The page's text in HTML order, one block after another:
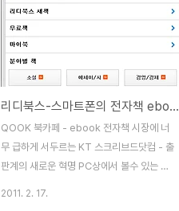
리디북스-스마트폰의 전자책 ebook 추천 앱 사용방법 (아이폰,안드로이드)
QOOK 북카페 - ebook 전자책 시장에 너
무 급하게 서두르는 KT 스크리브드닷컴 - 출
판계의 새로운 혁명 PC상에서 볼수 있는 북
2011. 2. 17.